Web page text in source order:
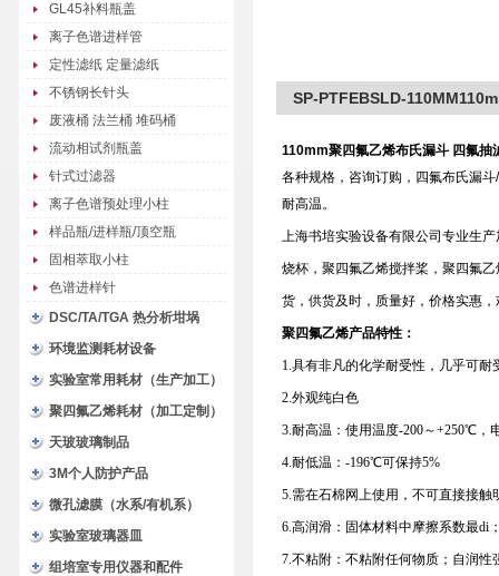
GL45补料瓶盖
离子色谱进样管
定性滤纸 定量滤纸
不锈钢长针头
废液桶 法兰桶 堆码桶
流动相试剂瓶盖
针式过滤器
离子色谱预处理小柱
样品瓶/进样瓶/顶空瓶
固相萃取小柱
色谱进样针
DSC/TA/TGA 热分析坩埚
环境监测耗材设备
实验室常用耗材（生产加工）
聚四氟乙烯耗材（加工定制）
天玻玻璃制品
3M个人防护产品
微孔滤膜（水系/有机系）
实验室玻璃器皿
组培室专用仪器和配件
SP-PTFEBSLD-
110mm聚四氟乙烯布氏漏斗 四氟抽
各种规格，咨询订购，四氟布氏漏
耐高温。
上海书培实验设备有限公司专业生
烧杯，聚四氟乙烯搅拌桨，聚四氟
货，供货及时，质量好，价格实惠
聚四氟乙烯产品特性：
1.具有非凡的化学耐受性，几乎可
2.外观纯白色
3.耐高温：使用温度-200～+250℃，
4.耐低温：-196℃可保持5%
5.需在石棉网上使用，不可直接接
6.高润滑：固体材料中摩擦系数最di
7.不粘附：不粘附任何物质；自润性